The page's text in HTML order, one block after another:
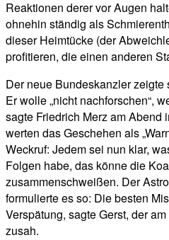
Reaktionen derer vor Augen
ohnehin ständig als
dieser Heimtücke (der
profitieren, die einen anderen
Der neue Bundeskanzler
Er wolle „nicht nachforschen“,
sagte Friedrich Merz am Abend
werten das Geschehen als
Weckruf: Jedem sei nun klar,
Folgen habe, das könne die
zusammenschweißen. Der
formulierte es so: Die besten
Verspätung, sagte Gerst, der
zusah.